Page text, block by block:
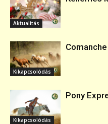
Aktualitás
Kikapcsolódás
Kikapcsolódás
Pony